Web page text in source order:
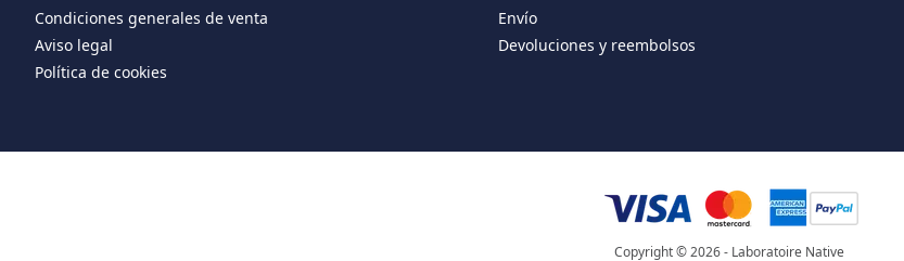
Condiciones generales de venta
Aviso legal
Política de cookies
Envío
Devoluciones y reembolsos
Copyright © 2026 - Laboratoire Native